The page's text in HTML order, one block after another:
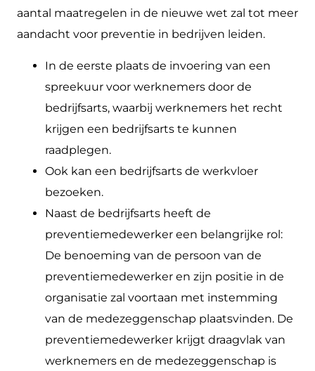
aantal maatregelen in de nieuwe wet zal tot meer
aandacht voor preventie in bedrijven leiden.
In de eerste plaats de invoering van een
spreekuur voor werknemers door de
bedrijfsarts, waarbij werknemers het recht
krijgen een bedrijfsarts te kunnen
raadplegen.
Ook kan een bedrijfsarts de werkvloer
bezoeken.
Naast de bedrijfsarts heeft de
preventiemedewerker een belangrijke rol:
De benoeming van de persoon van de
preventiemedewerker en zijn positie in de
organisatie zal voortaan met instemming
van de medezeggenschap plaatsvinden. De
preventiemedewerker krijgt draagvlak van
werknemers en de medezeggenschap is